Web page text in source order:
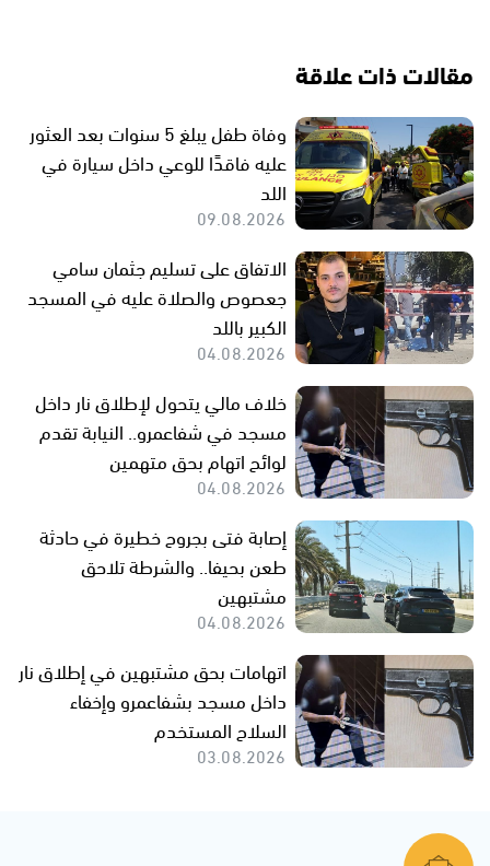
مقالات ذات علاقة
وفاة طفل يبلغ 5 سنوات بعد العثور
عليه فاقدًا للوعي داخل سيارة في
اللد
09.08.2026
الاتفاق على تسليم جثمان سامي
جعصوص والصلاة عليه في المسجد
الكبير باللد
04.08.2026
خلاف مالي يتحول لإطلاق نار داخل
مسجد في شفاعمرو.. النيابة تقدم
لوائح اتهام بحق متهمين
04.08.2026
إصابة فتى بجروح خطيرة في حادثة
طعن بحيفا.. والشرطة تلاحق
مشتبهين
04.08.2026
اتهامات بحق مشتبهين في إطلاق نار
داخل مسجد بشفاعمرو وإخفاء
السلاح المستخدم
03.08.2026